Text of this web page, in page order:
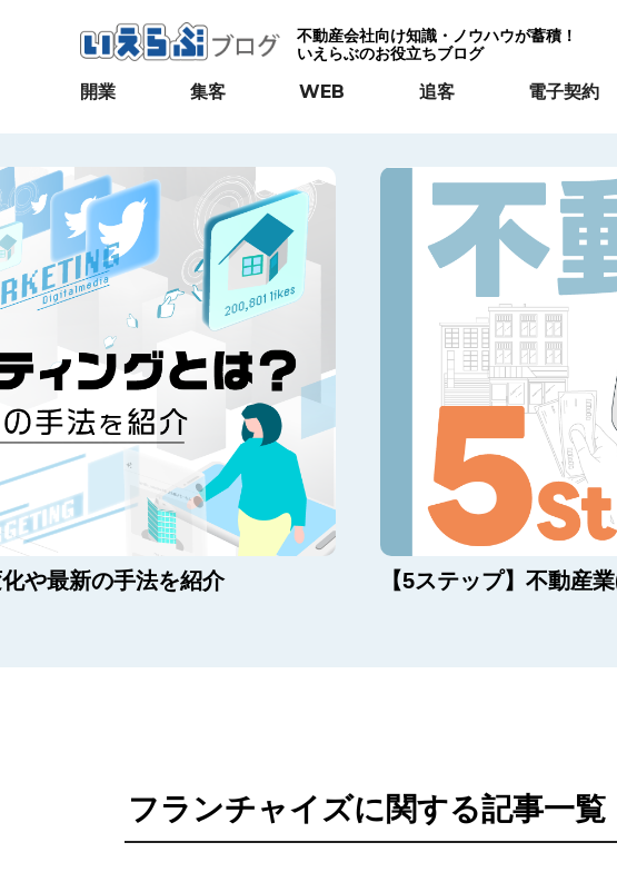
不動産会社向け知識・ノウハウが蓄積！
いえらぶのお役立ちブログ
開業 集客 WEB 追客 電子契約
や最新の手法を紹介 【5ステップ】不動産
フランチャイズに関する記事一覧